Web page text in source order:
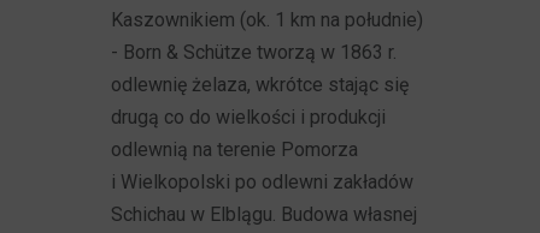
Kaszownikiem (ok. 1 km na południe)
- Born & Schütze tworzą w 1863 r.
odlewnię żelaza, wkrótce stając się
drugą co do wielkości i produkcji
odlewnią na terenie Pomorza
i Wielkopolski po odlewni zakładów
Schichau w Elblągu. Budowa własnej